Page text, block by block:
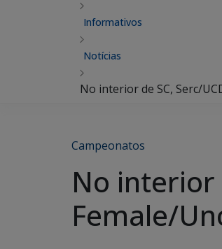
Informativos
Notícias
No interior de SC, Serc/
Campeonatos
No interior
Female/